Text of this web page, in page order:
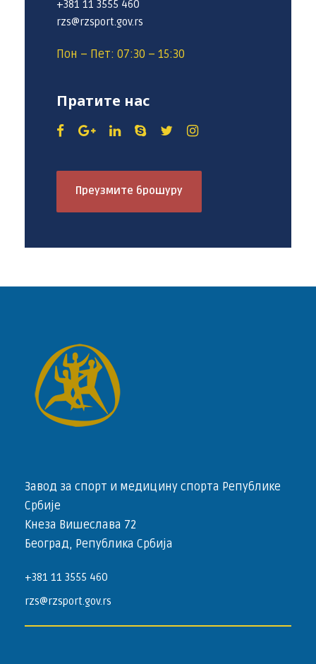
+381 11 3555 460
rzs@rzsport.gov.rs
Пон – Пет: 07:30 – 15:30
Пратите нас
Преузмите брошуру
Завод за спорт и медицину спорта Републике
Србије
Кнеза Вишеслава 72
Београд, Република Србија
+381 11 3555 460
rzs@rzsport.gov.rs